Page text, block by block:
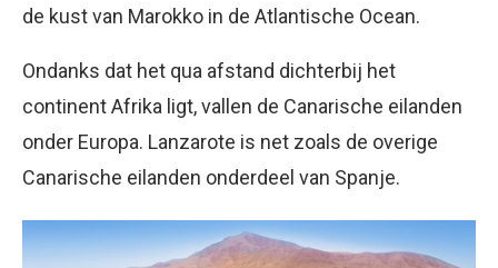
de kust van Marokko in de Atlantische Ocean.
Ondanks dat het qua afstand dichterbij het
continent Afrika ligt, vallen de Canarische eilanden
onder Europa. Lanzarote is net zoals de overige
Canarische eilanden onderdeel van Spanje.